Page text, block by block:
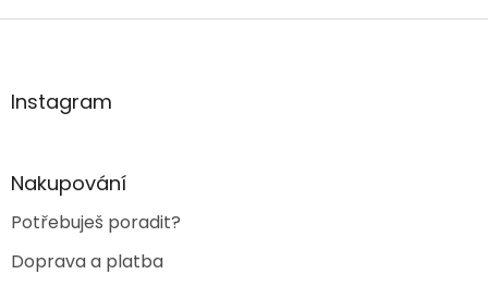
Z
aInstagram
Nakupování
Potřebuješ poradit?
Doprava a platba